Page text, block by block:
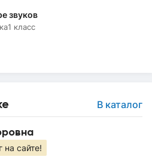
звуков
1 класс
В каталог
на сайте!